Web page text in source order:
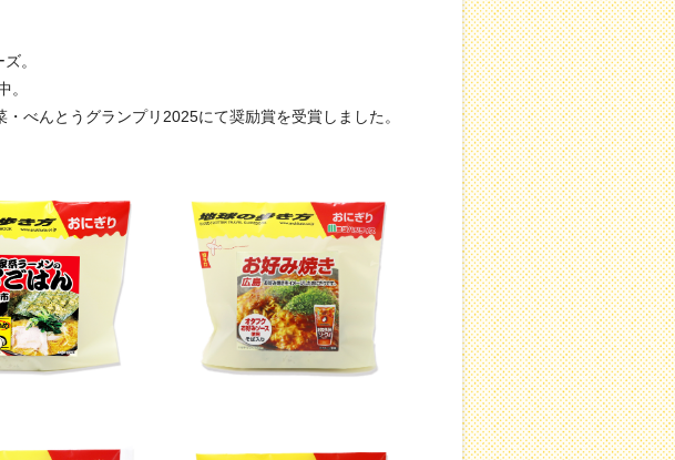
。
。
べんとうグランプリ2025にて奨励賞を受賞しました。